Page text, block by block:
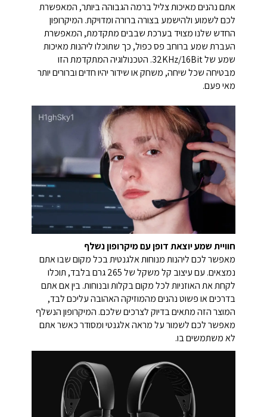
אתם נהנים מאיכות צליל ברמה הגבוהה ביותר, המאפשרת
לכם לשמוע ולהישמע בצורה ברורה ומדויקת. המיקרופון
החדש שלנו מצויד בערכת שבבים מתקדמת, המאפשרת
העברת שמע ברוחב פס כפול, כך שתוכלו ליהנות מאיכות
שמע של 32KHz/16Bit. הטכנולוגיה המתקדמת הזו
מבטיחה שכל שיחה, משחק או שידור יהיו חדים וברורים יותר
מאי פעם.
חוויית שמע יוצאת דופן עם מיקרופון נשלף
מאפשר לכם ליהנות מנוחות אלגנטית בכל מקום שבו אתם
נמצאים. עם עיצוב קל משקל של 265 גרם בלבד, תוכלו
לקחת את האוזניות לכל מקום בקלות ובנוחות. בין אם אתם
בדרכים או פשוט נהנים מהמוזיקה האהובה עליכם לבד,
המוצר הזה מתאים בדיוק לצרכים שלכם. המיקרופון הנשלף
מאפשר לכם לשמור על מראה אלגנטי ומסודר כאשר אתם
לא משתמשים בו.